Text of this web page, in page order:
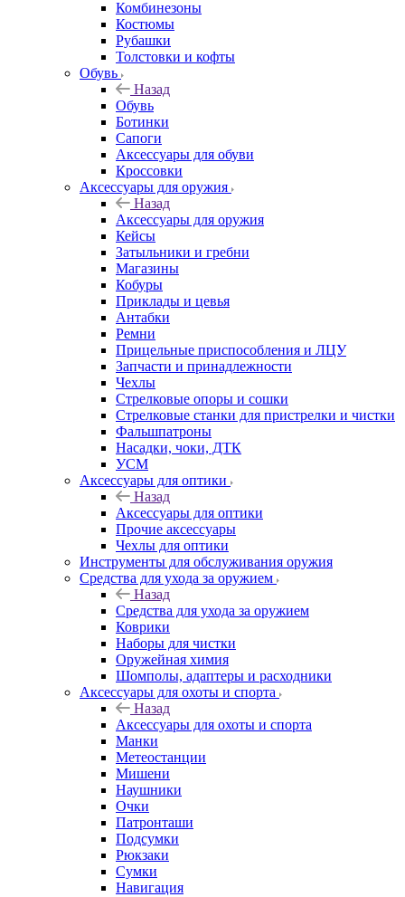
Комбинезоны
Костюмы
Рубашки
Толстовки и кофты
Обувь
Назад
Обувь
Ботинки
Сапоги
Аксессуары для обуви
Кроссовки
Аксессуары для оружия
Назад
Аксессуары для оружия
Кейсы
Затыльники и гребни
Магазины
Кобуры
Приклады и цевья
Антабки
Ремни
Прицельные приспособления и ЛЦУ
Запчасти и принадлежности
Чехлы
Стрелковые опоры и сошки
Стрелковые станки для пристрелки и чистки
Фальшпатроны
Насадки, чоки, ДТК
УСМ
Аксессуары для оптики
Назад
Аксессуары для оптики
Прочие аксессуары
Чехлы для оптики
Инструменты для обслуживания оружия
Средства для ухода за оружием
Назад
Средства для ухода за оружием
Коврики
Наборы для чистки
Оружейная химия
Шомполы, адаптеры и расходники
Аксессуары для охоты и спорта
Назад
Аксессуары для охоты и спорта
Манки
Метеостанции
Мишени
Наушники
Очки
Патронташи
Подсумки
Рюкзаки
Сумки
Навигация